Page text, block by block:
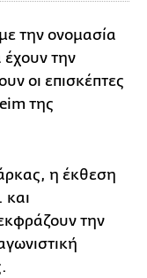
την ονομασία
την
οι επισκέπτες
της
η έκθεση
και
την